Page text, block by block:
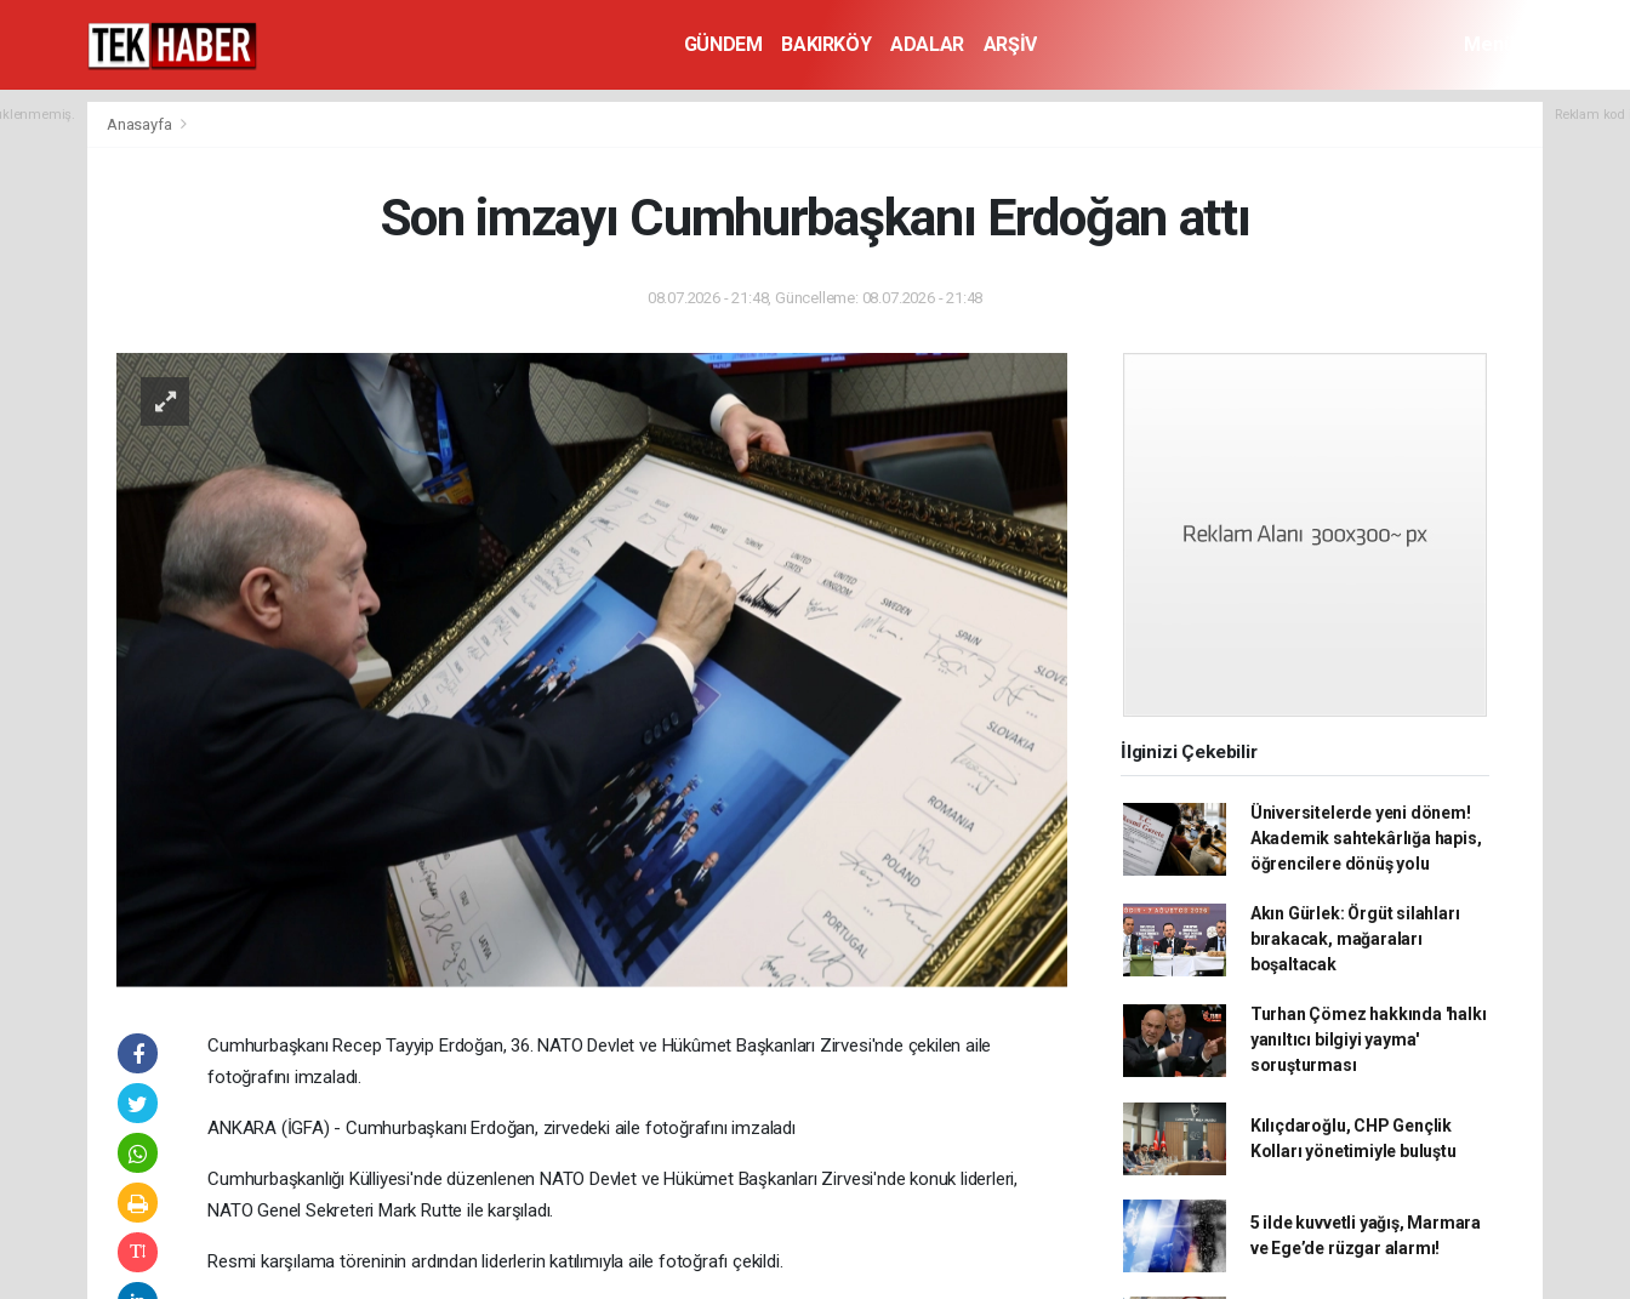
GÜNDEM BAKIRKÖY ADALAR ARŞİV
Reklam
Anasayfa
Son imzayı Cumhurbaşkanı Erdoğan attı
08.07.2026 - 21:48, Güncelleme: 08.07.2026 - 21:48
Cumhurbaşkanı Recep Tayyip Erdoğan, 36. NATO Devlet ve Hükûmet Başkanları Zirvesi'nde çekilen aile
fotoğrafını imzaladı.
ANKARA (İGFA) - Cumhurbaşkanı Erdoğan, zirvedeki aile fotoğrafını imzaladı
Cumhurbaşkanlığı Külliyesi'nde düzenlenen NATO Devlet ve Hükümet Başkanları Zirvesi'nde konuk liderleri,
NATO Genel Sekreteri Mark Rutte ile karşıladı.
Resmi karşılama töreninin ardından liderlerin katılımıyla aile fotoğrafı çekildi.
İlginizi Çekebilir
Üniversitelerde yeni dönem!
Akademik sahtekârlığa hapis,
öğrencilere dönüş yolu
Akın Gürlek: Örgüt silahları
bırakacak, mağaraları
boşaltacak
Turhan Çömez hakkında 'halkı
yanıltıcı bilgiyi yayma'
soruşturması
Kılıçdaroğlu, CHP Gençlik
Kolları yönetimiyle buluştu
5 ilde kuvvetli yağış, Marmara
ve Ege’de rüzgar alarmı!